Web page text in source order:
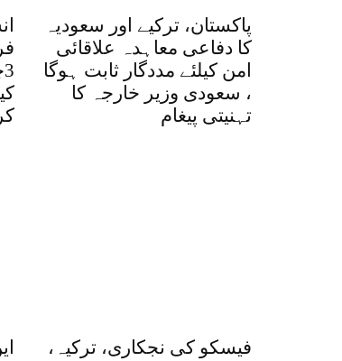
پاکستان، ترکیے اور سعودیہ
کا دفاعی معاہدہ علاقائی
امن کیلئے مددگار ثابت ہوگا
، سعودی وزیر خارجہ کا
تہنیتی پیغام
فیسکو کی نجکاری، ترکیہ،